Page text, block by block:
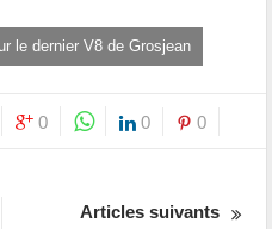
le dernier V8 de Grosjean
0 0 0
Articles suivants